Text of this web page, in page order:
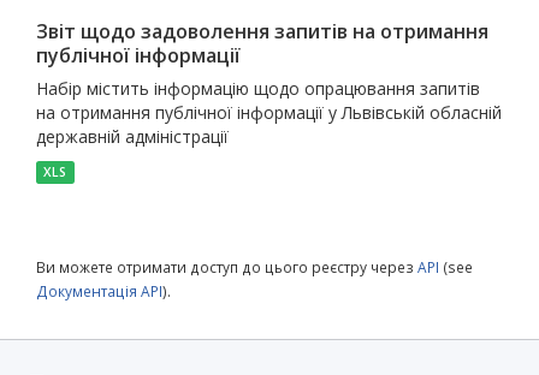
Звіт щодо задоволення запитів на отримання
публічної інформації
Набір містить інформацію щодо опрацювання запитів
на отримання публічної інформації у Львівській обласній
державній адміністрації
XLS
Ви можете отримати доступ до цього реєстру через API (see
Документація API).